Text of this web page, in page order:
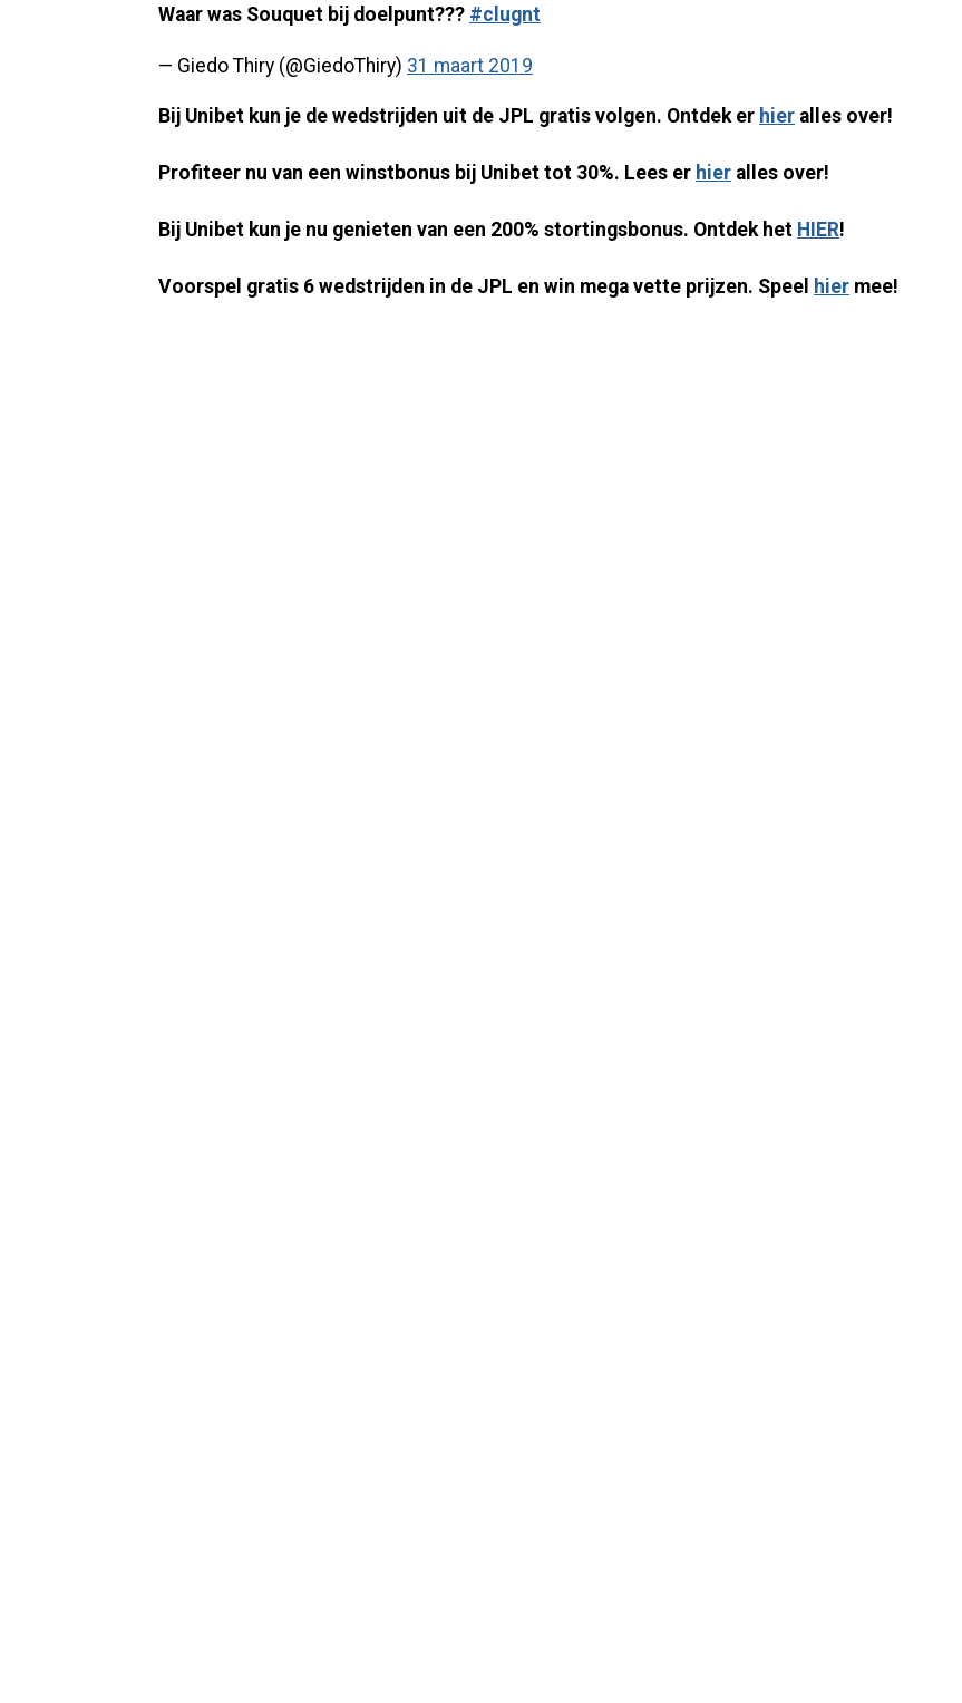
Waar was Souquet bij doelpunt??? #clugnt
— Giedo Thiry (@GiedoThiry) 31 maart 2019
Bij Unibet kun je de wedstrijden uit de JPL gratis volgen. Ontdek er hier alles over!
Profiteer nu van een winstbonus bij Unibet tot 30%. Lees er hier alles over!
Bij Unibet kun je nu genieten van een 200% stortingsbonus. Ontdek het HIER!
Voorspel gratis 6 wedstrijden in de JPL en win mega vette prijzen. Speel hier mee!